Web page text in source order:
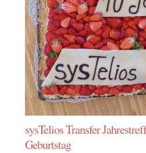
sysTelios Transfer
Geburtstag